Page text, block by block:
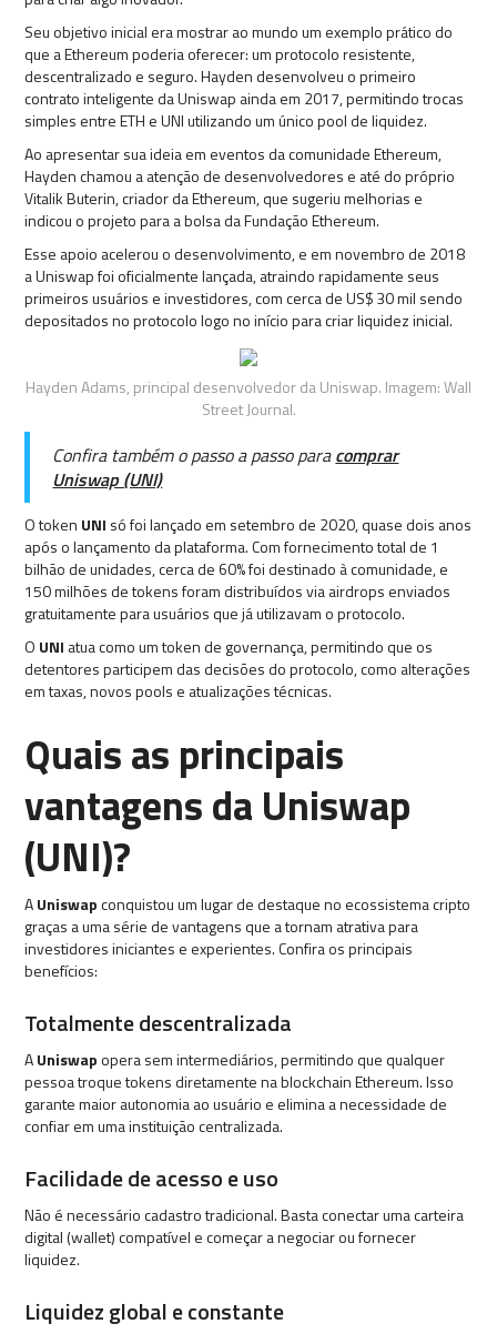
Seu objetivo inicial era mostrar ao mundo um exemplo prático do
que a Ethereum poderia oferecer: um protocolo resistente,
descentralizado e seguro. Hayden desenvolveu o primeiro
contrato inteligente da Uniswap ainda em 2017, permitindo trocas
simples entre ETH e UNI utilizando um único pool de liquidez.
Ao apresentar sua ideia em eventos da comunidade Ethereum,
Hayden chamou a atenção de desenvolvedores e até do próprio
Vitalik Buterin, criador da Ethereum, que sugeriu melhorias e
indicou o projeto para a bolsa da Fundação Ethereum.
Esse apoio acelerou o desenvolvimento, e em novembro de 2018
a Uniswap foi oficialmente lançada, atraindo rapidamente seus
primeiros usuários e investidores, com cerca de US$ 30 mil sendo
depositados no protocolo logo no início para criar liquidez inicial.
Hayden Adams, principal desenvolvedor da Uniswap. Imagem: Wall
Street Journal.
Confira também o passo a passo paracomprar
Uniswap (UNI)
O token UNI só foi lançado em setembro de 2020, quase dois anos
após o lançamento da plataforma. Com fornecimento total de 1
bilhão de unidades, cerca de 60% foi destinado à comunidade, e
150 milhões de tokens foram distribuídos via airdrops enviados
gratuitamente para usuários que já utilizavam o protocolo.
O UNI atua como um token de governança, permitindo que os
detentores participem das decisões do protocolo, como alterações
em taxas, novos pools e atualizações técnicas.
Quais as principais
vantagens da Uniswap
(UNI)?
AUniswapconquistou um lugar de destaque no ecossistema cripto
graças a uma série de vantagens que a tornam atrativa para
investidores iniciantes e experientes. Confira os principais
benefícios:
Totalmente descentralizada
AUniswapopera sem intermediários, permitindo que qualquer
pessoa troque tokens diretamente na blockchain Ethereum. Isso
garante maior autonomia ao usuário e elimina a necessidade de
confiar em uma instituição centralizada.
Facilidade de acesso e uso
Não é necessário cadastro tradicional. Basta conectar uma carteira
digital (wallet) compatível e começar a negociar ou fornecer
liquidez.
Liquidez global e constante